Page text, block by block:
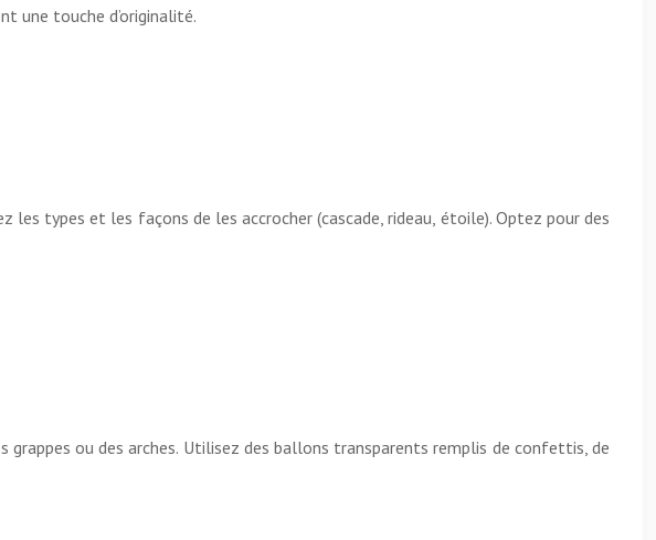
une touche d’originalité.
les types et les façons de les accrocher (cascade, rideau, étoile). Optez pour des
ou des arches. Utilisez des ballons transparents remplis de confettis, de